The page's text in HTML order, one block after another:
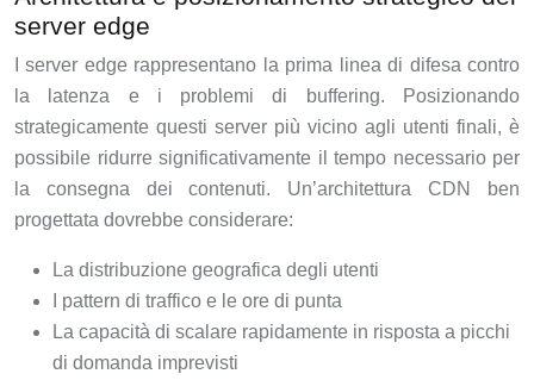
server edge
I server edge rappresentano la prima linea di difesa contro
la latenza e i problemi di buffering. Posizionando
strategicamente questi server più vicino agli utenti finali, è
possibile ridurre significativamente il tempo necessario per
la consegna dei contenuti. Un’architettura CDN ben
progettata dovrebbe considerare:
La distribuzione geografica degli utenti
I pattern di traffico e le ore di punta
La capacità di scalare rapidamente in risposta a picchi
di domanda imprevisti